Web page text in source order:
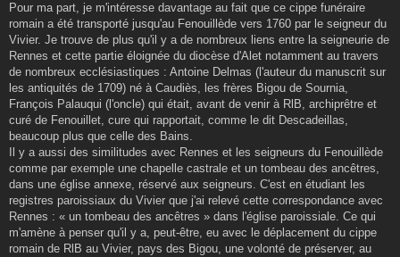
Pour ma part, je m'intéresse davantage au fait que ce cippe funéraire
romain a été transporté jusqu'au Fenouillède vers 1760 par le seigneur du
Vivier. Je trouve de plus qu'il y a de nombreux liens entre la seigneurie de
Rennes et cette partie éloignée du diocèse d'Alet notamment au travers
de nombreux ecclésiastiques : Antoine Delmas (l'auteur du manuscrit sur
les antiquités de 1709) né à Caudiès, les frères Bigou de Sournia,
François Palauqui (l'oncle) qui était, avant de venir à RlB, archiprêtre et
curé de Fenouillet, cure qui rapportait, comme le dit Descadeillas,
beaucoup plus que celle des Bains.
Il y a aussi des similitudes avec Rennes et les seigneurs du Fenouillède
comme par exemple une chapelle castrale et un tombeau des ancêtres,
dans une église annexe, réservé aux seigneurs. C'est en étudiant les
registres paroissiaux du Vivier que j'ai relevé cette correspondance avec
Rennes : « un tombeau des ancêtres » dans l'église paroissiale. Ce qui
m'amène à penser qu'il y a, peut-être, eu avec le déplacement du cippe
romain de RlB au Vivier, pays des Bigou, une volonté de préserver, au